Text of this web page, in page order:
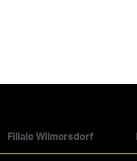
Filiale Wilmersdorf